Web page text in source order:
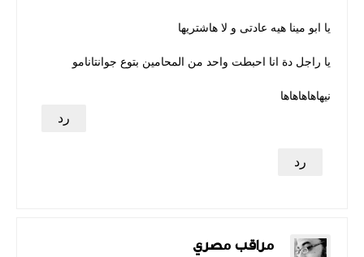
يا ابو مينا هيه عادتى و لا هاشتريها
يا راجل دة انا احبطت واحد من المحامين بتوع جوانتانامو
نيهاهاهاهاها
رد
رد
مراقب مصري